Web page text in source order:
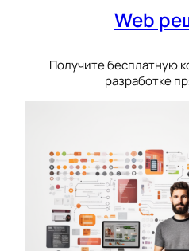
Web
Получите бесплатную
разработке